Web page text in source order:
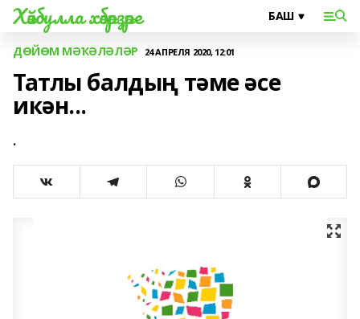
Хәйбулла хәбәрҙәре
ДӨЙӨМ МӘҠӘЛӘЛӘР 24 АПРЕЛЯ 2020, 12:01
Татлы балдың тәме әсе
икән...
.